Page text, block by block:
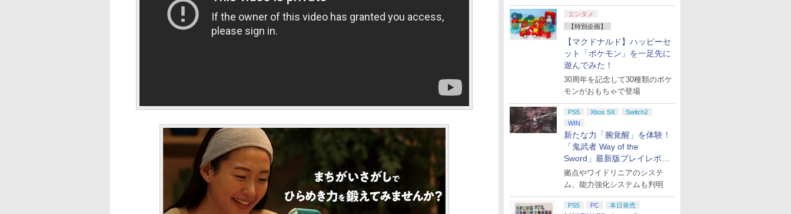
の2026年モデルがラインナ
ップ
エンタメ
【特別企画】
【マクドナルド】ハッピーセ
ット「ポケモン」を一足先に
遊んでみた！
30周年を記念して30種類のポケ
モンがおもちゃで登場
PS5 Xbox SX
Switch2
WIN
新たな力「腕覚醒」を体験！
「鬼武者 Way of the
Sword」最新版プレイレポー
ト
拠点やワイドリニアのシステ
ム、能力強化システムも判明
PS5 PC 本日発売